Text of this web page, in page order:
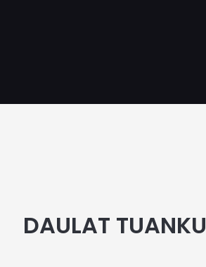
DAULAT TUANKU